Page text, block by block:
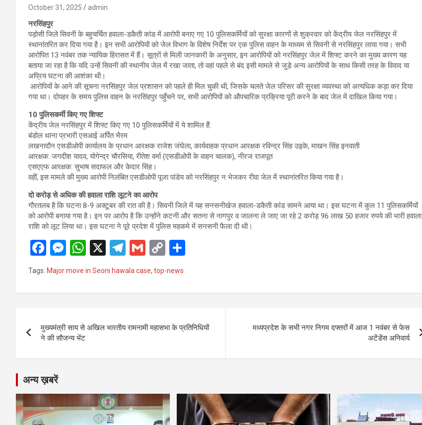
October 31, 2025 admin
नरसिंहपुर
पड़ोसी जिले सिवनी के बहुचर्चित हवाला-डकैती कांड में आरोपी बनाए गए 10 पुलिसकर्मियों को सुरक्षा कारणों से शुक्रवार को केंद्रीय जेल नरसिंहपुर में
स्थानांतरित कर दिया गया है। इन सभी आरोपियों को जेल विभाग के विशेष निर्देश पर एक पुलिस वाहन के माध्यम से सिवनी से नरसिंहपुर लाया गया। सभी
आरोपित 13 नवंबर तक न्यायिक हिरासत में हैं। सूत्रों से मिली जानकारी के अनुसार, इन आरोपियों को नरसिंहपुर जेल में शिफ्ट करने का मुख्य कारण यह
बताया जा रहा है कि यदि उन्हें सिवनी की स्थानीय जेल में रखा जाता, तो वहां पहले से बंद इसी मामले से जुड़े अन्य आरोपियों के साथ किसी तरह के विवाद या
अप्रिय घटना की आशंका थी।
आरोपियों के आने की सूचना नरसिंहपुर जेल प्रशासन को पहले ही मिल चुकी थी, जिसके चलते जेल परिसर की सुरक्षा व्यवस्था को अत्यधिक कड़ा कर दिया
गया था। दोपहर के समय पुलिस वाहन के नरसिंहपुर पहुँचने पर, सभी आरोपियों को औपचारिक प्रक्रिया पूरी करने के बाद जेल में दाखिल किया गया।
10 पुलिसकर्मी किए गए शिफ्ट
केंद्रीय जेल नरसिंहपुर में शिफ्ट किए गए 10 पुलिसकर्मियों में ये शामिल हैं:
बंडोल थाना प्रभारी एसआई अर्पित भैरम
लखनादौन एसडीओपी कार्यालय के प्रधान आरक्षक राजेश जंघेला, कार्यवाहक प्रधान आरक्षक रविन्द्र सिंह उइके, माखन सिंह इनवाती
आरक्षक: जगदीश यादव, योगेन्द्र चौरसिया, रीतेश वर्मा (एसडीओपी के वाहन चालक), नीरज राजपूत
एसएएफ आरक्षक: सुभाष सदाफल और केदार सिंह।
वहीं, इस मामले की मुख्य आरोपी निलंबित एसडीओपी पूजा पांडेय को नरसिंहपुर न भेजकर रीवा जेल में स्थानांतरित किया गया है।
दो करोड़ से अधिक की हवाला राशि लूटने का आरोप
गौरतलब है कि घटना 8-9 अक्टूबर की रात की है। सिवनी जिले में यह सनसनीखेज हवाला-डकैती कांड सामने आया था। इस घटना में कुल 11 पुलिसकर्मियों
को आरोपी बनाया गया है। इन पर आरोप है कि उन्होंने कटनी और सतना से नागपुर व जालना ले जाए जा रहे 2 करोड़ 96 लाख 50 हजार रुपये की भारी हवाला
राशि को लूट लिया था। इस घटना ने पूरे प्रदेश में पुलिस महकमे में सनसनी फैला दी थी।
F
a
ce
b
o
k
M
se
n
er
W
h
at
s
p
X
T
el
e
gr
m
G
m
ail
C
py
Li
k
e
Tags: Major move in Seoni hawala case, top-news
navigation
मुख्यमंत्री साय से अखिल भारतीय रामनामी महासभा के प्रतिनिधियों
ने की सौजन्य भेंट
मध्यप्रदेश के सभी नगर निगम दफ्तरों में आज 1 नवंबर से फेस
अटेंडेंस अनिवार्य
अन्य ख़बरें